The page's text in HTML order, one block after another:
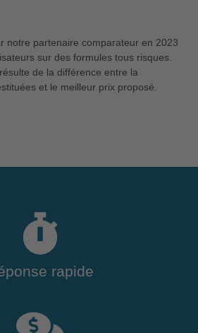
notre partenaire comparateur en 2023
sur des formules tous risques.
de la différence entre la
et le meilleur prix proposé.
rapide